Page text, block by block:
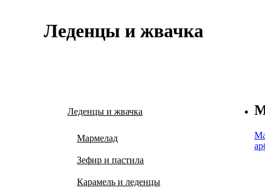
Леденцы и жвачка
Леденцы и жвачка
Мармелад
Зефир и пастила
Карамель и леденцы